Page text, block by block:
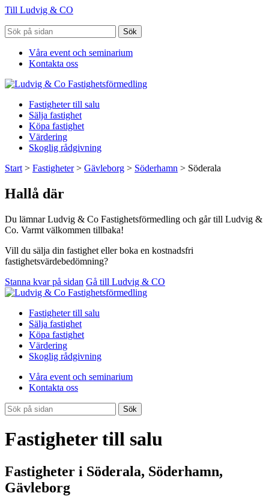
Till Ludvig & CO
Sök
Våra event och seminarium
Kontakta oss
Fastigheter till salu
Sälja fastighet
Köpa fastighet
Värdering
Skoglig rådgivning
Start > Fastigheter> Gävleborg > Söderhamn > Söderala
Hallå där
Du lämnar Ludvig & Co Fastighetsförmedling och går till Ludvig &
Co. Varmt välkommen tillbaka!
Vill du sälja din fastighet eller boka en kostnadsfri
fastighetsvärdebedömning?
Stanna kvar på sidan Gå till Ludvig & CO
Fastigheter till salu
Sälja fastighet
Köpa fastighet
Värdering
Skoglig rådgivning
Våra event och seminarium
Kontakta oss
Sök
Fastigheter till salu
Fastigheter i Söderala, Söderhamn,
Gävleborg